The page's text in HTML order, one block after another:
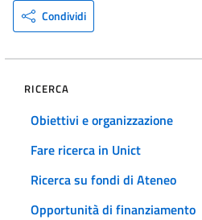
Condividi
RICERCA
Obiettivi e organizzazione
Fare ricerca in Unict
Ricerca su fondi di Ateneo
Opportunità di finanziamento